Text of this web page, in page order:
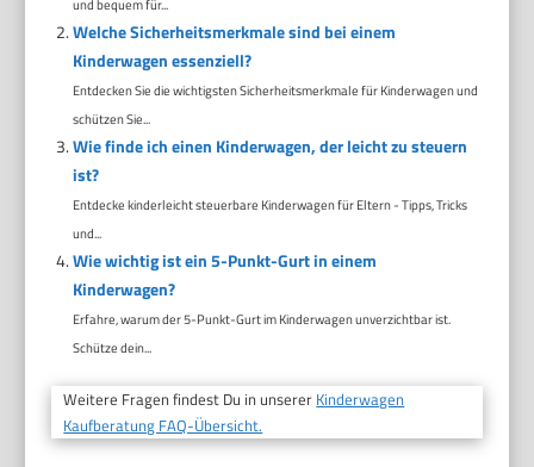
Welche Sicherheitsmerkmale sind bei einem
Kinderwagen essenziell?
Entdecken Sie die wichtigsten Sicherheitsmerkmale für Kinderwagen und
schützen Sie...
Wie finde ich einen Kinderwagen, der leicht zu steuern
ist?
Entdecke kinderleicht steuerbare Kinderwagen für Eltern - Tipps, Tricks
und...
Wie wichtig ist ein 5-Punkt-Gurt in einem
Kinderwagen?
Erfahre, warum der 5-Punkt-Gurt im Kinderwagen unverzichtbar ist.
Schütze dein...
Weitere Fragen findest Du in unserer Kinderwagen
Kaufberatung FAQ-Übersicht.